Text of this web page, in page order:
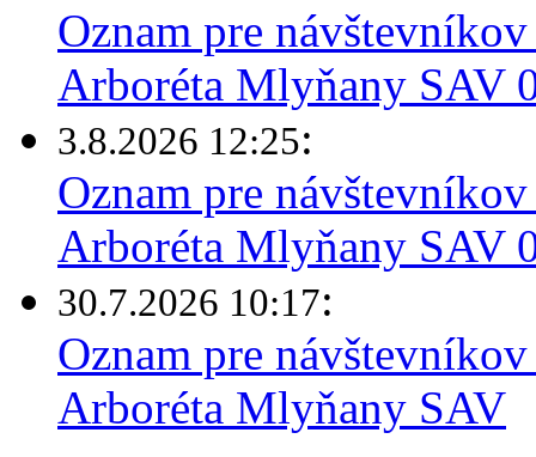
Oznam pre
Arboréta Mlyňany SAV
3.8.2026 12:25:
Oznam pre
Arboréta Mlyňany SAV
30.7.2026 10:17:
Oznam pre
Arboréta Mlyňany SAV